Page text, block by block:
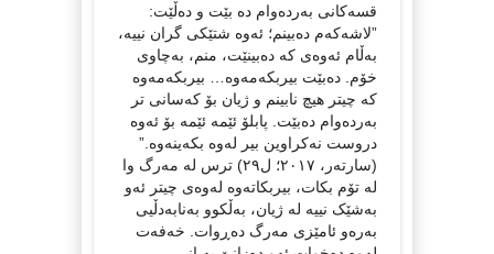
قسەکانی بەردەوام دە بێت و دەڵێت:
”لاشەکەم دەبینم؛ ئەوە شتێکی گران نییە،
بەڵام ئەوەی کە دەبینێت، منم، بەچاوی
خۆم. دەبێت بیربکەمەوە… بیربکەمەوە
کە چیتر هیچ نابینم و ژیان بۆ کەسانی تر
بەردەوام دەبێت. پابلۆ ئێمە ئێمە بۆ ئەوە
دروست نەکراوین بیر لەوە بکەینەوە.”
(سارتەر، ٢٠١٧؛ ل٢٩) ترس لە مەرگ وا
لە تۆم بکات، بیربکاتەوە لەوەی چیتر ئەو
بەشێک نییە لە ژیان، بەڵکوو بەنابەدڵیی
بەرەو ئامێزی مەرگ دەڕوات. خەفەت